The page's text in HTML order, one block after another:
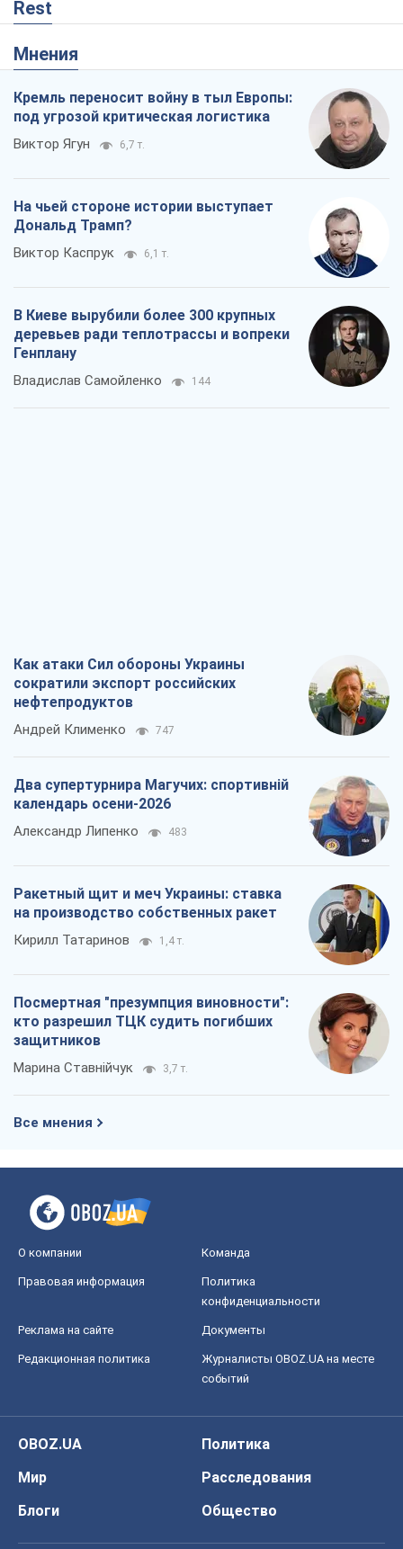
Rest
Мнения
Кремль переносит войну в тыл Европы:
под угрозой критическая логистика
Виктор Ягун 6,7 т.
На чьей стороне истории выступает
Дональд Трамп?
Виктор Каспрук 6,1 т.
В Киеве вырубили более 300 крупных
деревьев ради теплотрассы и вопреки
Генплану
Владислав Самойленко 144
Как атаки Сил обороны Украины
сократили экспорт российских
нефтепродуктов
Андрей Клименко 747
Два супертурнира Магучих: спортивній
календарь осени-2026
Александр Липенко 483
Ракетный щит и меч Украины: ставка
на производство собственных ракет
Кирилл Татаринов 1,4 т.
Посмертная "презумпция виновности":
кто разрешил ТЦК судить погибших
защитников
Марина Ставнійчук 3,7 т.
Все мнения
О компании Команда
Правовая информация
Политика
конфиденциальности
Реклама на сайте Документы
Редакционная политика
Журналисты OBOZ.UA на месте
событий
OBOZ.UA
Политика
Мир
Расследования
Блоги
Общество